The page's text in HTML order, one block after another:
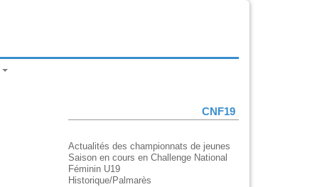
CNF19
Actualités des championnats de jeunes
Saison en cours en Challenge National
Féminin U19
Historique/Palmarès